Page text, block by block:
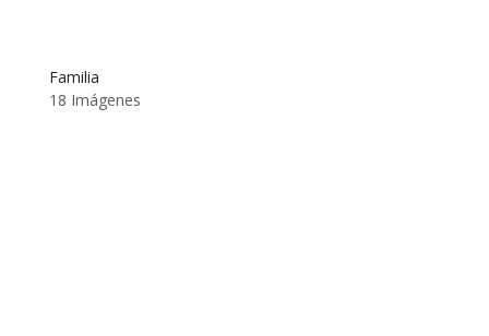
Familia
18 Imágenes